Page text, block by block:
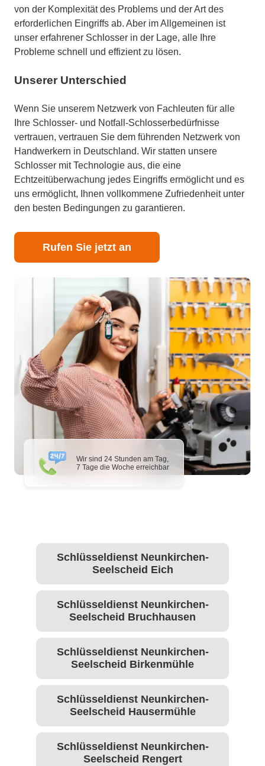
Wir sind 24 Stunden am Tag,
7 Tage die Woche erreichbar
von der Komplexität des Problems und der Art des
erforderlichen Eingriffs ab. Aber im Allgemeinen ist
unser erfahrener Schlosser in der Lage, alle Ihre
Probleme schnell und effizient zu lösen.
Unserer Unterschied
Wenn Sie unserem Netzwerk von Fachleuten für alle
Ihre Schlosser- und Notfall-Schlosserbedürfnisse
vertrauen, vertrauen Sie dem führenden Netzwerk von
Handwerkern in Deutschland. Wir statten unsere
Schlosser mit Technologie aus, die eine
Echtzeitüberwachung jedes Eingriffs ermöglicht und es
uns ermöglicht, Ihnen vollkommene Zufriedenheit unter
den besten Bedingungen zu garantieren.
Rufen Sie jetzt an
Schlüsseldienst Neunkirchen-
Seelscheid Eich
Schlüsseldienst Neunkirchen-
Seelscheid Bruchhausen
Schlüsseldienst Neunkirchen-
Seelscheid Birkenmühle
Schlüsseldienst Neunkirchen-
Seelscheid Hausermühle
Schlüsseldienst Neunkirchen-
Seelscheid Rengert